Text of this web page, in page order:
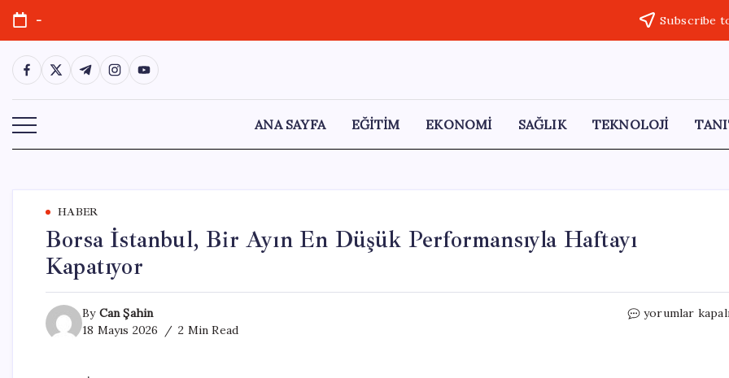
Skip
content
- Subscribe
https://www.facebook.com/
https://twitter.com/
https://t.me/
https://www.instagram.com/
https://youtube.com/
ANA SAYFA EĞİTİM EKONOMİ SAĞLIK TEKNOLOJİ
HABER
Borsa İstanbul, Bir Ayın En Düşük Performansıyla Haftayı
Kapatıyor
By Can Şahin
18 Mayıs 2026
2 Min Read
Borsa
yorumlar